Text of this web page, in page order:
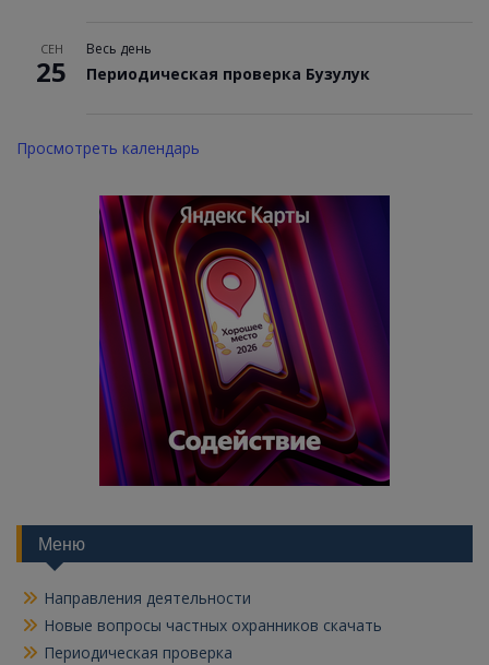
СЕН
25
Весь день
Периодическая проверка Бузулук
Просмотреть календарь
Меню
Направления деятельности
Новые вопросы частных охранников скачать
Периодическая проверка